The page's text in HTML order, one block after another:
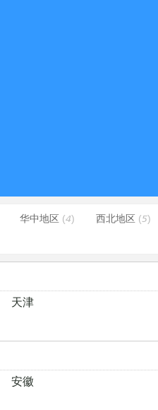
华中地区 (4) 西北地区 (5)
天津
安徽